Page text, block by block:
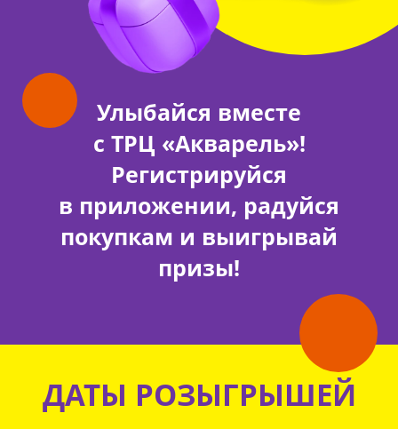
Улыбайся вместе
с ТРЦ «Акварель»!
Регистрируйся
в приложении, радуйся
покупкам и выигрывай
призы!
ДАТЫ РОЗЫГРЫШЕЙ